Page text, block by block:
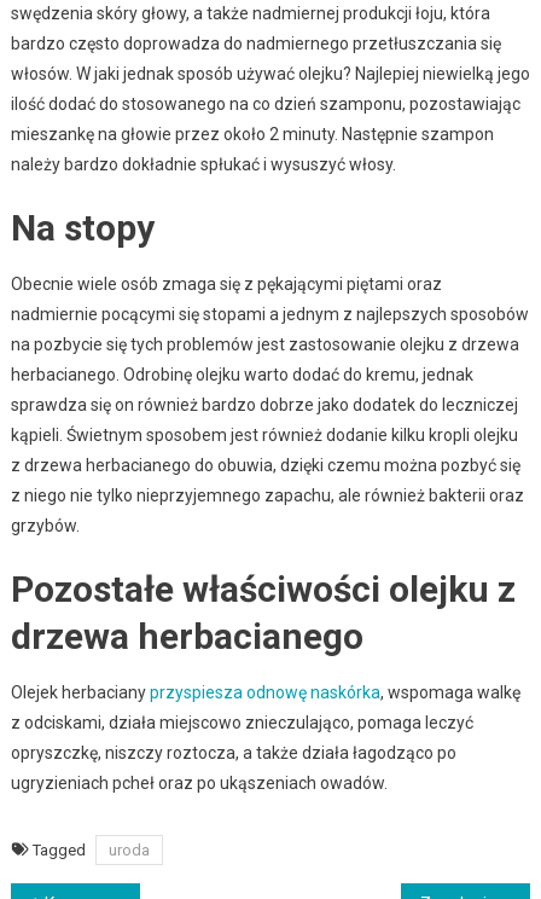
swędzenia skóry głowy, a także nadmiernej produkcji łoju, która
bardzo często doprowadza do nadmiernego przetłuszczania się
włosów. W jaki jednak sposób używać olejku? Najlepiej niewielką jego
ilość dodać do stosowanego na co dzień szamponu, pozostawiając
mieszankę na głowie przez około 2 minuty. Następnie szampon
należy bardzo dokładnie spłukać i wysuszyć włosy.
Na stopy
Obecnie wiele osób zmaga się z pękającymi piętami oraz
nadmiernie pocącymi się stopami a jednym z najlepszych sposobów
na pozbycie się tych problemów jest zastosowanie olejku z drzewa
herbacianego. Odrobinę olejku warto dodać do kremu, jednak
sprawdza się on również bardzo dobrze jako dodatek do leczniczej
kąpieli. Świetnym sposobem jest również dodanie kilku kropli olejku
z drzewa herbacianego do obuwia, dzięki czemu można pozbyć się
z niego nie tylko nieprzyjemnego zapachu, ale również bakterii oraz
grzybów.
Pozostałe właściwości olejku z
drzewa herbacianego
Olejek herbacianyprzyspiesza odnowę naskórka, wspomaga walkę
z odciskami, działa miejscowo znieczulająco, pomaga leczyć
opryszczkę, niszczy roztocza, a także działa łagodząco po
ugryzieniach pcheł oraz po ukąszeniach owadów.
Tagged uroda